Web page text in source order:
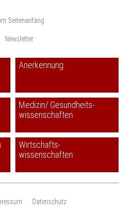
Seitenanfang
Newsletter
Anerkennung
Medizin/ Gesundheits-
wissenschaften
Wirtschafts-
wissenschaften
Datenschutz